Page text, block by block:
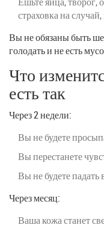
страховка на
Вы не обязаны быть
голодать и не есть
Что
есть так
Через 2 недели:
Вы не будете
Вы перестанете
Вы не будете падать
Через месяц:
Ваша кожа станет